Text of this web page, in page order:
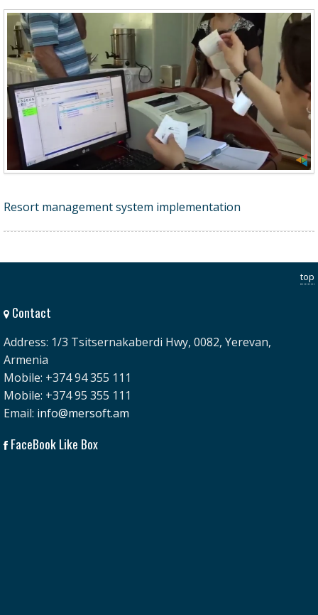
Resort management system implementation
top
Contact
Address: 1/3 Tsitsernakaberdi Hwy, 0082, Yerevan,
Armenia
Mobile: +374 94 355 111
Mobile: +374 95 355 111
Email: info@mersoft.am
FaceBook Like Box